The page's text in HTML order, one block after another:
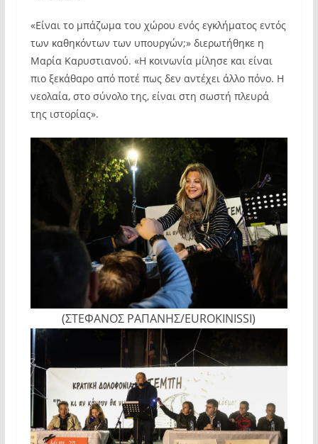
«Είναι το μπάζωμα του χώρου ενός εγκλήματος εντός
των καθηκόντων των υπουργών;» διερωτήθηκε η
Μαρία Καρυστιανού. «Η κοινωνία μίλησε και είναι
πιο ξεκάθαρο από ποτέ πως δεν αντέχει άλλο πόνο. Η
νεολαία, στο σύνολο της, είναι στη σωστή πλευρά
της ιστορίας».
(ΣΤΕΦΑΝΟΣ ΡΑΠΑΝΗΣ/EUROKINISSI)